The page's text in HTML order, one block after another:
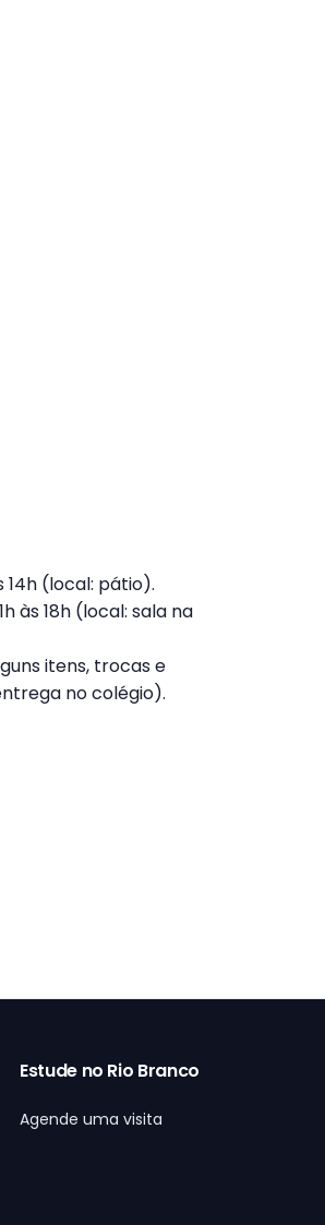
14h (local: pátio).
às 18h (local: sala na
itens, trocas e
no colégio).
Estude no Rio Branco
Agende uma visita